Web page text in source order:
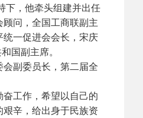
2025-04-10
2024-08-28
下，他牵头组建并出任
问，全国工商联副主
一促进会会长，宋庆
国副主席。
副委员长，第二届全
工作，希望以自己的
辛，给出身于民族资